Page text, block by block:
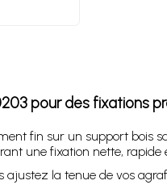
pour des fixations
fin sur un support bois
une fixation nette,
la tenue de vos